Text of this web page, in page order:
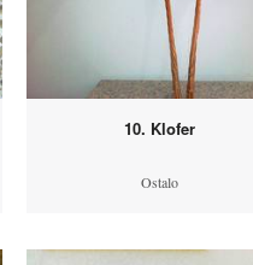
10. Klofer
Ostalo